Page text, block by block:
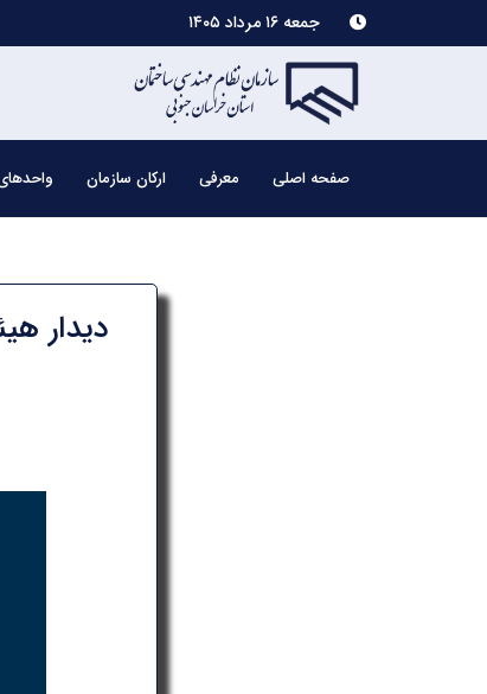
جمعه ۱۶ مرداد ۱۴۰۵
صفحه اصلی معرفی ارکان سازمان
دیدار